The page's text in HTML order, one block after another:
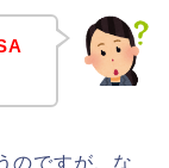
のですが、な